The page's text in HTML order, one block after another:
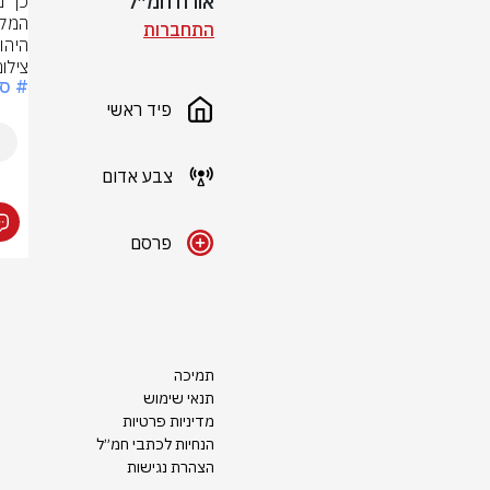
התחברות
פיד ראשי
צבע אדום
פרסם
תמיכה
תנאי שימוש
מדיניות פרטיות
הנחיות לכתבי חמ״ל
הצהרת נגישות
#